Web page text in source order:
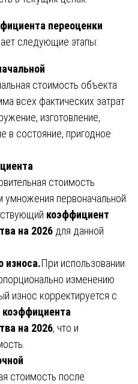
переоценки
следующие этапы:
стоимость объекта
всех фактических затрат
изготовление,
в состояние, пригодное
стоимость
умножения первоначальной
коэффициент
на 2026 для данной
износа.При использовании
изменению
износ корректируется с
коэффициента
на 2026, что и
стоимость после